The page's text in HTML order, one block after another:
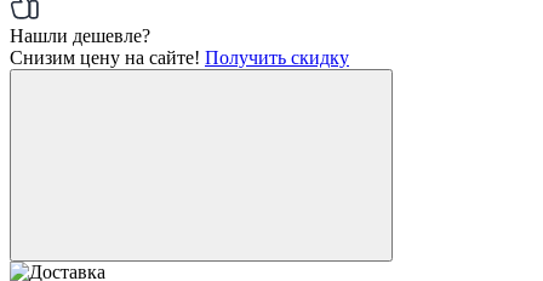
Нашли дешевле?
Снизим цену на сайте! Получить скидку